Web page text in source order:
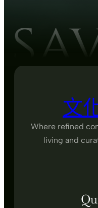
文
Where refined
living and